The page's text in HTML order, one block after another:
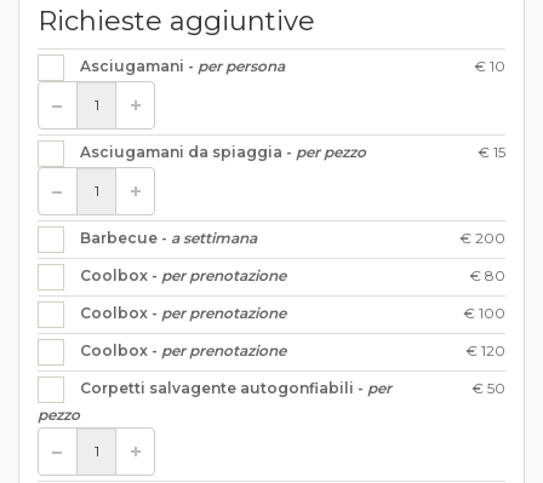
Richieste aggiuntive
Asciugamani - per persona € 10
Asciugamani da spiaggia - per pezzo € 15
Barbecue - a settimana € 200
Coolbox - per prenotazione € 80
Coolbox - per prenotazione € 100
Coolbox - per prenotazione € 120
Corpetti salvagente autogonfiabili - per
pezzo
€ 50